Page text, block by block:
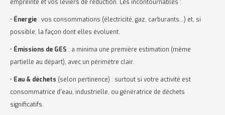
empreinte et vos leviers de réduction. Les incontournables :
• Énergie : vos consommations (électricité, gaz, carburants…) et, si
possible, la façon dont elles évoluent.
• Émissions de GES : a minima une première estimation (même
partielle au départ), avec un périmètre clair.
• Eau & déchets (selon pertinence) : surtout si votre activité est
consommatrice d’eau, industrielle, ou génératrice de déchets
significatifs.